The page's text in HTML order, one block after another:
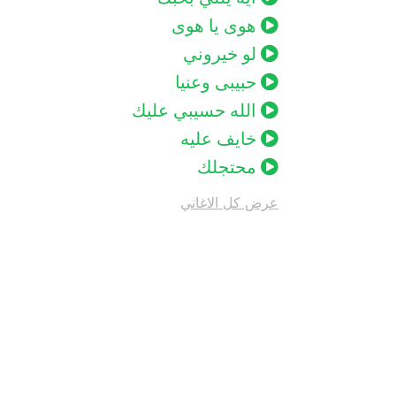
هوى يا هوى
لو خيروني
حبيبى وعنيا
الله حسيبي عليك
خايف عليه
محتجلك
عرض كل الاغاني